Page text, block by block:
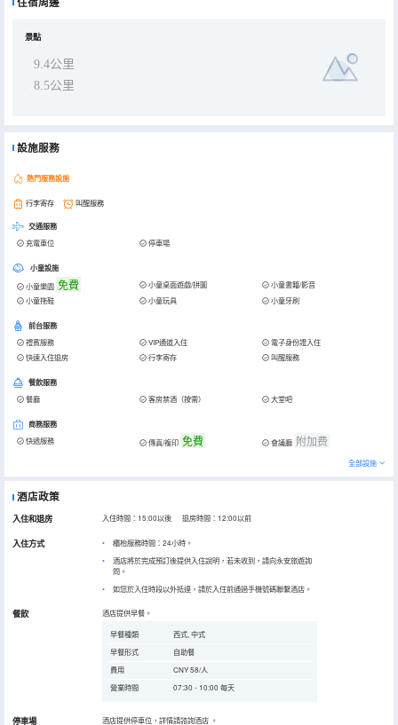
景點
9.4公里
8.5公里
設施服務
熱門服務設施
行李寄存 叫醒服務
交通服務
充電車位 停車場
小童設施
小童樂園 免費 小童桌面遊戲/拼圖
小童書籍/影音
小童拖鞋
小童玩具 小童牙刷
前台服務
禮賓服務 VIP通道入住
電子身份證入住
快速入住退房
行李寄存 叫醒服務
餐飲服務
餐廳 客房禁酒（按需） 大堂吧
商務服務
快遞服務 傳真/複印 免費 會議廳 附加费
全部設施
酒店政策
入住和退房 入住時間：15:00以後 退房時間：12:00以前
入住方式
櫃枱服務時間：24小時。
酒店將於完成預訂後提供入住說明，若未收到，請向永安旅遊詢
問。
如您於入住時段以外抵達，請於入住前通過手機號碼聯繫酒店。
餐飲 酒店提供早餐。
早餐種類
西式, 中式
早餐形式
自助餐
費用
CNY 58/人
營業時間
07:30 - 10:00 每天
停車場 酒店提供停車位，詳情請諮詢酒店 。